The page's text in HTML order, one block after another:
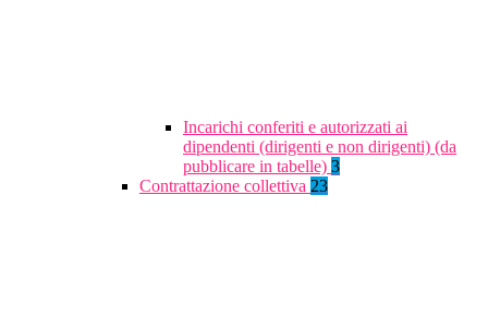
Incarichi conferiti e autorizzati ai
dipendenti (dirigenti e non dirigenti) (da
pubblicare in tabelle) 3
Contrattazione collettiva 23